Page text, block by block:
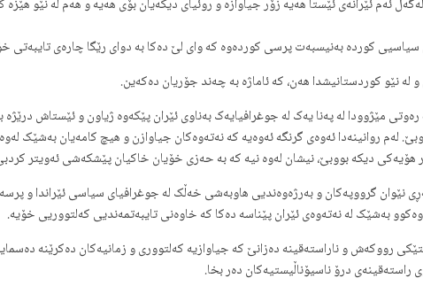
ئەم ئێرانەی ئێستا هەیە زۆر جیاوازە و روئیای دیکەیان بۆی هەیە و هەم لە نێو
کوردە بەنیسبەت پرسی کوردەوە کە وای لێ دەکا بە دوای رێگا چارەی تایبەتی
نێو کوردستانیشدا هەن، کە ئاماژە بە چەند جۆریان دەکەین.
مێژوودا لە پەنا یەک لە جوغرافیایەک بەناوی ئێران پێکەوە ژیاون و ئێستاش
لەم روانینەدا ئەوەی گرنگە ئەوەیە کە نەتەوەکان جیاوازن و هیچ کامەیان بەشێک
هۆیەکی دیکە بووبێ، نیشان لەوە نیە کە بە حەزی خۆیان خاکیان پێشکەشی ئەویتر
نێوان گرووپەکان و بەرژەوەندیی هاوبەشی خەڵک لە جوغرافیای سیاسی ئێراندا و
بەشێک لە نەتەوەی ئێران پێناسە دەکا کە خاوەنی تایبەتمەندیی کەلتووریی خۆیە.
رووکەش و ناراستەقینە دەزانێ کە جیاوازیە کەلتووری و زمانیەکان دەکرێنە
درۆ ناسیۆناڵیستیەکان دەر بخا.